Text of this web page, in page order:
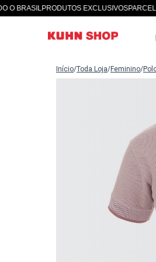
PRODUTOS EXCLUSIVOS
Início/Toda Loja/Feminino/